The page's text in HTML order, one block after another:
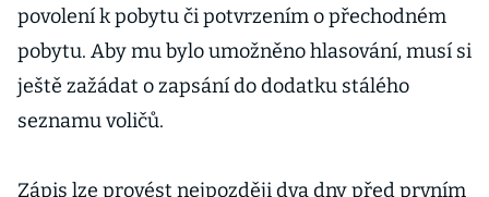
povolení k pobytu či potvrzením o přechodném
pobytu. Aby mu bylo umožněno hlasování, musí si
ještě zažádat o zapsání do dodatku stálého
seznamu voličů.
Zápis lze provést nejpozději dva dny před prvním